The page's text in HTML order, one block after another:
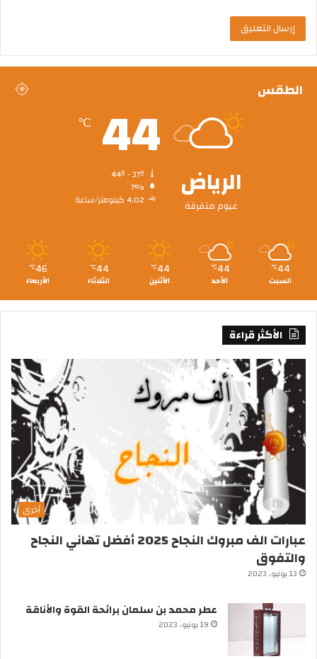
الطقس
الرياض
غيوم متفرقة
44
℃
7%
4.02 كيلومتر/ساعة
44
℃
السبت
44
℃
الأحد
44
℃
الأثنين
44
℃
الثلاثاء
46
℃
الأربعاء
الأكثر قراءة
أخرى
عبارات الف مبروك النجاح 2025 أفضل تهاني النجاح
والتفوق
13 يونيو، 2023
عطر محمد بن سلمان برائحة القوة والأناقة
19 يونيو، 2023